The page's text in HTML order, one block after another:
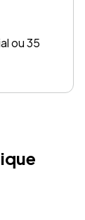
ou 35